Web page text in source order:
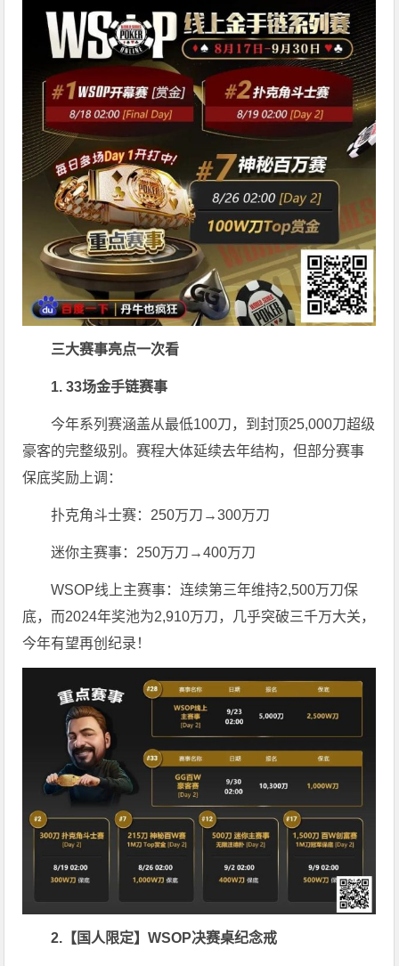
三大赛事亮点一次看
1. 33场金手链赛事
今年系列赛涵盖从最低100刀，到封顶25,000刀超级
豪客的完整级别。赛程大体延续去年结构，但部分赛事
保底奖励上调：
扑克角斗士赛：250万刀→300万刀
迷你主赛事：250万刀→400万刀
WSOP线上主赛事：连续第三年维持2,500万刀保
底，而2024年奖池为2,910万刀，几乎突破三千万大关，
今年有望再创纪录！
2.【国人限定】WSOP决赛桌纪念戒